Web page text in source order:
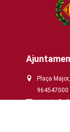
Plaça
964547000